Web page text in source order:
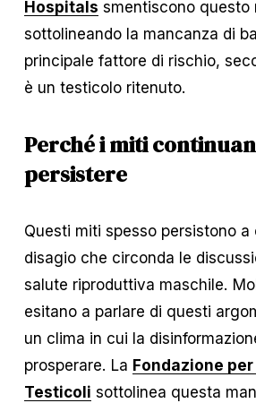
Hospitals smentiscono questo
sottolineando la mancanza di
principale fattore di rischio,
è un testicolo ritenuto.
Perché i miti
persistere
Questi miti spesso persistono a
disagio che circonda le
salute riproduttiva maschile.
esitano a parlare di questi
un clima in cui la
prosperare. La Fondazione
Testicoli sottolinea questa